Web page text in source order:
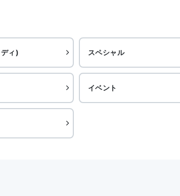
ィ) スペシャル
イベント